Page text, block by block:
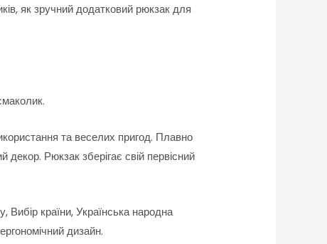
як зручний додатковий рюкзак для
та веселих пригод. Плавно
Рюкзак зберігає свій первісний
Вибір країни, Українська народна
дизайн.